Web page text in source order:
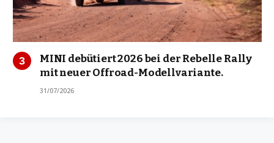
MINI debütiert 2026 bei der Rebelle Rally
mit neuer Offroad-Modellvariante.
31/07/2026